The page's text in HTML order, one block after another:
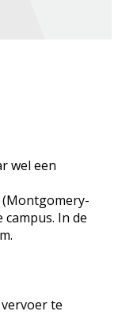
wel een
(Montgomery-
In de
te